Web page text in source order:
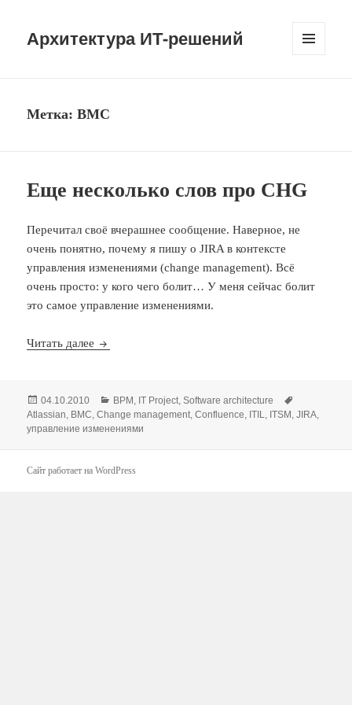
Архитектура ИТ-решений
Метка:BMC
Еще несколько слов про CHG
Перечитал своё вчерашнее сообщение. Наверное, не
очень понятно, почему я пишу о JIRA в контексте
управления изменениями (change management). Всё
очень просто: у кого чего болит… У меня сейчас болит
это самое управление изменениями.
Читать далее Еще несколько слов про CHG
Опубликовано
04.10.2010 Рубрики
BPM , IT Project,Software architecture
Atlassian, BMC,Change management,Confluence, ITIL, ITSM ,JIRA,
управление изменениями
Сайт работает на WordPress